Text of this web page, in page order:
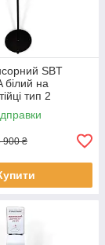
SBT
білий на
тип 2
900 ₴